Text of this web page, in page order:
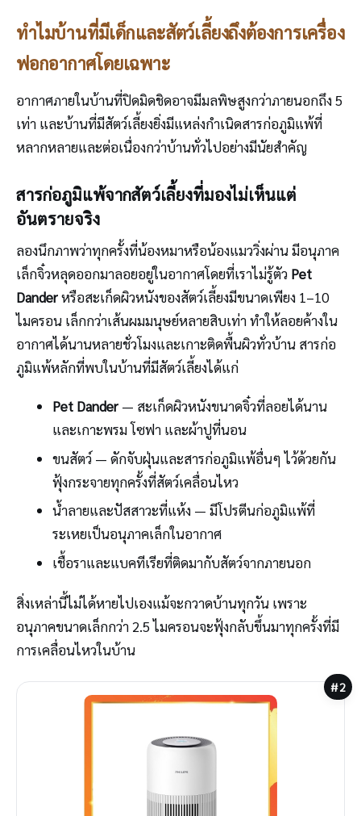
ทำไมบ้านที่มีเด็กและสัตว์เลี้ยงถึงต้องการเครื่อง
ฟอกอากาศโดยเฉพาะ
อากาศภายในบ้านที่ปิดมิดชิดอาจมีมลพิษสูงกว่าภายนอกถึง 5
เท่า และบ้านที่มีสัตว์เลี้ยงยิ่งมีแหล่งกำเนิดสารก่อภูมิแพ้ที่
หลากหลายและต่อเนื่องกว่าบ้านทั่วไปอย่างมีนัยสำคัญ
สารก่อภูมิแพ้จากสัตว์เลี้ยงที่มองไม่เห็นแต่
อันตรายจริง
ลองนึกภาพว่าทุกครั้งที่น้องหมาหรือน้องแมววิ่งผ่าน มีอนุภาค
เล็กจิ๋วหลุดออกมาลอยอยู่ในอากาศโดยที่เราไม่รู้ตัว Pet
Danderหรือสะเก็ดผิวหนังของสัตว์เลี้ยงมีขนาดเพียง 1–10
ไมครอน เล็กกว่าเส้นผมมนุษย์หลายสิบเท่า ทำให้ลอยค้างใน
อากาศได้นานหลายชั่วโมงและเกาะติดพื้นผิวทั่วบ้าน สารก่อ
ภูมิแพ้หลักที่พบในบ้านที่มีสัตว์เลี้ยงได้แก่
Pet Dander— สะเก็ดผิวหนังขนาดจิ๋วที่ลอยได้นาน
และเกาะพรม โซฟา และผ้าปูที่นอน
ขนสัตว์ — ดักจับฝุ่นและสารก่อภูมิแพ้อื่นๆ ไว้ด้วยกัน
ฟุ้งกระจายทุกครั้งที่สัตว์เคลื่อนไหว
น้ำลายและปัสสาวะที่แห้ง — มีโปรตีนก่อภูมิแพ้ที่
ระเหยเป็นอนุภาคเล็กในอากาศ
เชื้อราและแบคทีเรียที่ติดมากับสัตว์จากภายนอก
สิ่งเหล่านี้ไม่ได้หายไปเองแม้จะกวาดบ้านทุกวัน เพราะ
อนุภาคขนาดเล็กกว่า 2.5 ไมครอนจะฟุ้งกลับขึ้นมาทุกครั้งที่มี
การเคลื่อนไหวในบ้าน
#2